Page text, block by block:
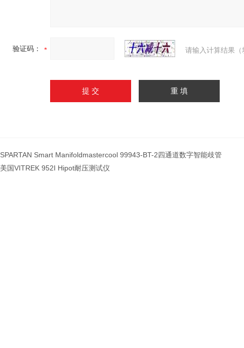
验证码： 请输入计算结果
SPARTAN Smart Manifoldmastercool 99943-BT-2四通道数字智能歧管
美国VITREK 952I Hipot耐压测试仪